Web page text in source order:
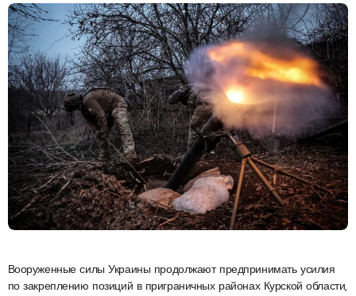
Вооруженные силы Украины продолжают предпринимать усилия
по закреплению позиций в приграничных районах Курской области,